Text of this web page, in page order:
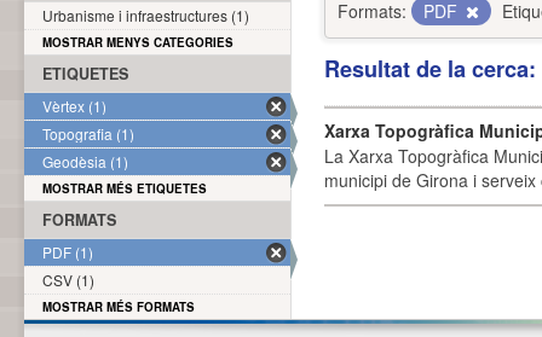
Formats:
PDF
Resultat de la
Xarxa Topogràfica
La Xarxa Topogràfica
municipi de Girona i
Urbanisme i infraestructures (1)
MOSTRAR MENYS CATEGORIES
ETIQUETES
Vèrtex (1)
Topografia (1)
Geodèsia (1)
MOSTRAR MÉS ETIQUETES
FORMATS
PDF (1)
CSV (1)
MOSTRAR MÉS FORMATS